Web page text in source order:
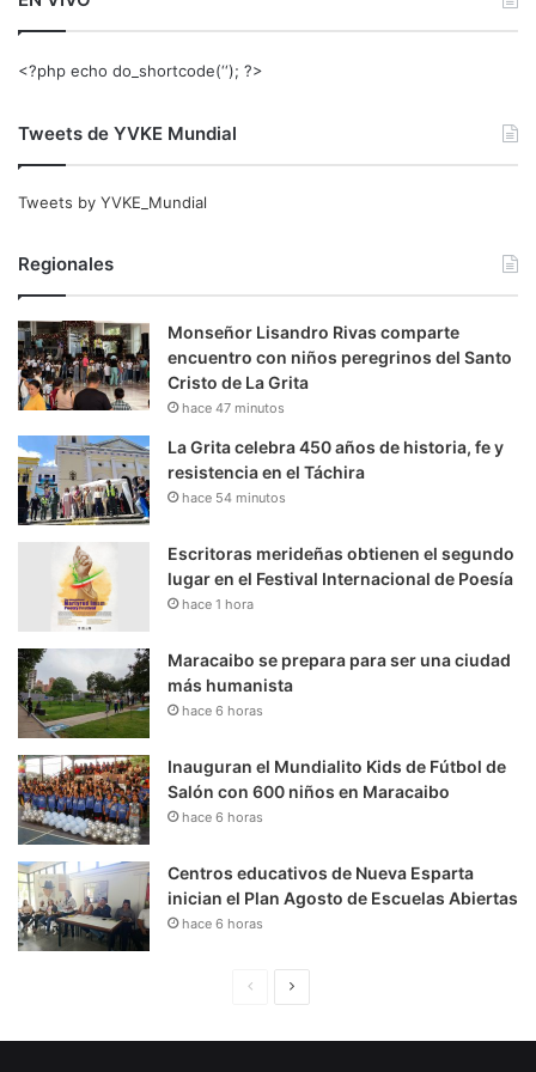
<?php echo do_shortcode(‘‘); ?>
Tweets de YVKE Mundial
Tweets by YVKE_Mundial
Regionales
Monseñor Lisandro Rivas comparte
encuentro con niños peregrinos del Santo
Cristo de La Grita
hace 47 minutos
La Grita celebra 450 años de historia, fe y
resistencia en el Táchira
hace 54 minutos
Escritoras merideñas obtienen el segundo
lugar en el Festival Internacional de Poesía
hace 1 hora
Maracaibo se prepara para ser una ciudad
más humanista
hace 6 horas
Inauguran el Mundialito Kids de Fútbol de
Salón con 600 niños en Maracaibo
hace 6 horas
Centros educativos de Nueva Esparta
inician el Plan Agosto de Escuelas Abiertas
hace 6 horas